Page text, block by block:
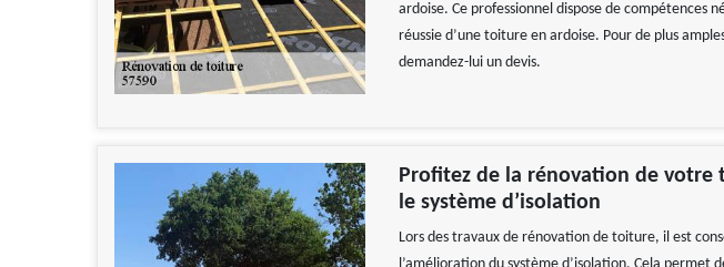
ardoise. Ce professionnel dispose de compétences
réussie d’une toiture en ardoise. Pour de plus
demandez-lui un devis.
Profitez de la rénovation de
le système d’isolation
Lors des travaux de rénovation de toiture, il est